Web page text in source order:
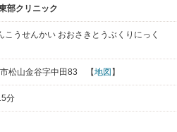
部クリニック
こうせんかい おおさきとうぶくりにっく
松山金谷字中田83 【地図 】
分